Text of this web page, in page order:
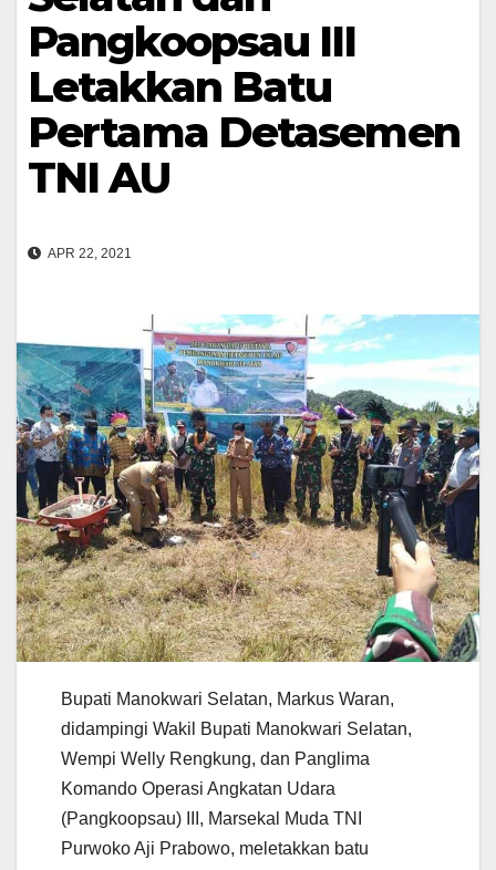
Pangkoopsau III
Letakkan Batu
Pertama Detasemen
TNI AU
APR 22, 2021
Bupati Manokwari Selatan, Markus Waran,
didampingi Wakil Bupati Manokwari Selatan,
Wempi Welly Rengkung, dan Panglima
Komando Operasi Angkatan Udara
(Pangkoopsau) III, Marsekal Muda TNI
Purwoko Aji Prabowo, meletakkan batu